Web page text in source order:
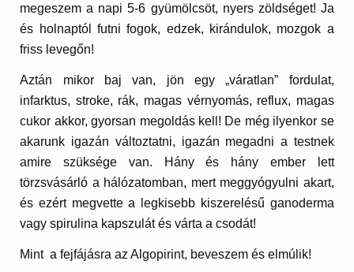
megeszem a napi 5-6 gyümölcsöt, nyers zöldséget! Ja
és holnaptól futni fogok, edzek, kirándulok, mozgok a
friss levegőn!
Aztán mikor baj van, jön egy „váratlan” fordulat,
infarktus, stroke, rák, magas vérnyomás, reflux, magas
cukor akkor, gyorsan megoldás kell! De még ilyenkor se
akarunk igazán változtatni, igazán megadni a testnek
amire szüksége van. Hány és hány ember lett
törzsvásárló a hálózatomban, mert meggyógyulni akart,
és ezért megvette a legkisebb kiszerelésű ganoderma
vagy spirulina kapszulát és várta a csodát!
Mint a fejfájásra az Algopirint, beveszem és elmúlik!